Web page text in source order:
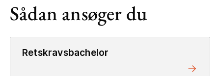
Sådan ansøger du
Retskravsbachelor